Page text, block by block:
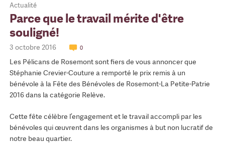
Actualité
Parce que le travail mérite d'être
souligné!
3 octobre 2016 0
Les Pélicans de Rosemont sont fiers de vous annoncer que
Stéphanie Crevier-Couture a remporté le prix remis à un
bénévole à la Fête des Bénévoles de Rosemont-La Petite-Patrie
2016 dans la catégorie Relève.
Cette fête célèbre l’engagement et le travail accompli par les
bénévoles qui œuvrent dans les organismes à but non lucratif de
notre beau quartier.